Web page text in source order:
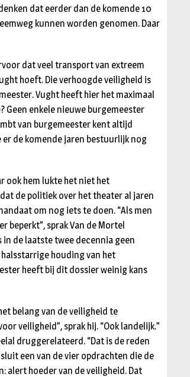
dat eerder dan de komende 10
kunnen worden genomen. Daar
dat veel transport van extreem
hoeft. Die verhoogde veiligheid is
Vught heeft hier het maximaal
Geen enkele nieuwe burgemeester
van burgemeester kent altijd
er de komende jaren bestuurlijk nog
ook hem lukte het niet het
de politiek over het theater al jaren
om nog iets te doen. “Als men
beperkt”, sprak Van de Mortel
de laatste twee decennia geen
houding van het
heeft bij dit dossier weinig kans
belang van de veiligheid te
veiligheid”, sprak hij. “Ook landelijk.”
druggerelateerd. “Dat is de reden
een van de vier opdrachten die de
alert hoeder van de veiligheid. Dat